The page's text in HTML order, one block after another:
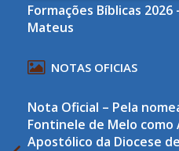
Formações Bíblicas 2026
Mateus
NOTAS OFICIAS
Nota Oficial – Pela
Fontinele de Melo
Apostólico da Diocese